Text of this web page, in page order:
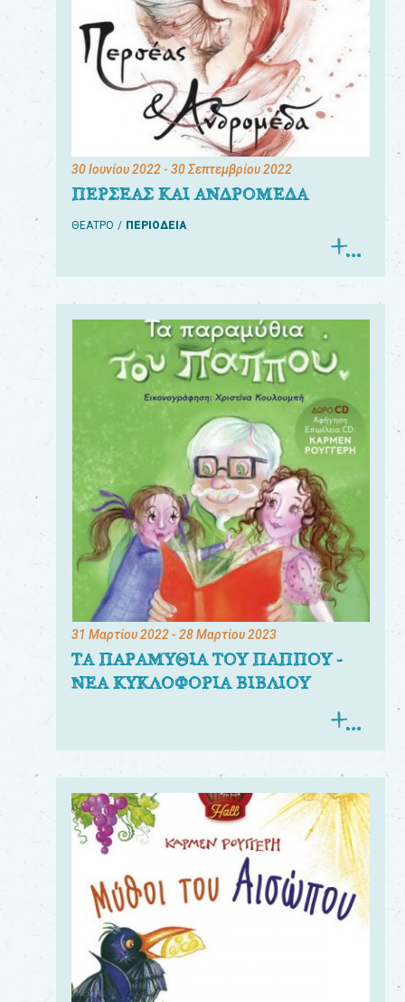
30 Ιουνίου 2022- 30 Σεπτεμβρίου 2022
ΠΕΡΣΕΑΣ ΚΑΙ ΑΝΔΡΟΜΕΔΑ
ΘΕΑΤΡΟ ΠΕΡΙΟΔΕΙΑ
31 Μαρτίου 2022- 28 Μαρτίου 2023
ΤΑ ΠΑΡΑΜΥΘΙΑ ΤΟΥ ΠΑΠΠΟΥ -
ΝΕΑ ΚΥΚΛΟΦΟΡΙΑ ΒΙΒΛΙΟΥ